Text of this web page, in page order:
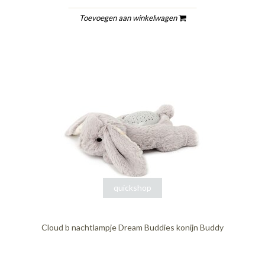
Toevoegen aan winkelwagen
quickshop
Cloud b nachtlampje Dream Buddies konijn Buddy